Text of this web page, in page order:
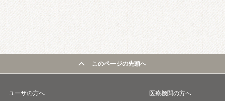
このページの先頭へ
ユーザの方へ 医療機関の方へ